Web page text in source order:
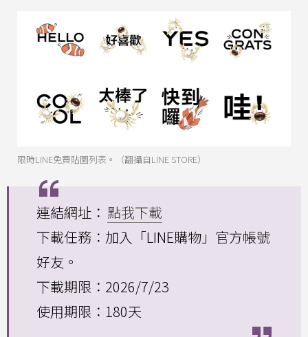
限時LINE免費貼圖列表。（翻攝自LINE STORE）
連結網址： 點我下載
下載任務：加入「LINE購物」官方帳號
好友。
下載期限：2026/7/23
使用期限：180天